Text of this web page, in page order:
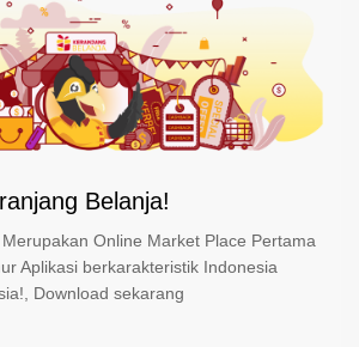
Belanja!
Online Market Place Pertama
Aplikasi berkarakteristik Indonesia
Download sekarang